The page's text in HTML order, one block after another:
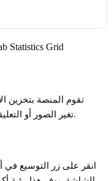
تقوم المنصة بتخزين
تغير الصور أو التعليقات التوضيحية أو الفئات أو التقسيمات.
انقر على زر التوسيع